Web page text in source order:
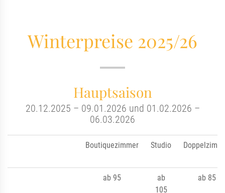
Winterpreise 2025/26
Hauptsaison
20.12.2025 – 09.01.2026 und 01.02.2026 –
06.03.2026
Boutiquezimmer Studio
ab 95
ab
105
ab 85